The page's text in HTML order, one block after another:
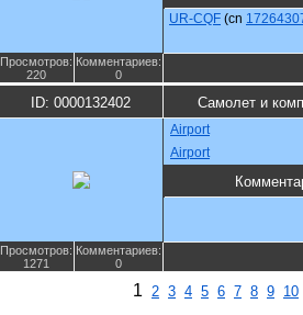
UR-CQF (cn
Просмотров:
220
Комментариев:
0
ID: 0000132402 Самолет и
Airport
Airport
Просмотров:
1271
Комментариев:
0
1 2 3 4 5 6 7 8 9 10